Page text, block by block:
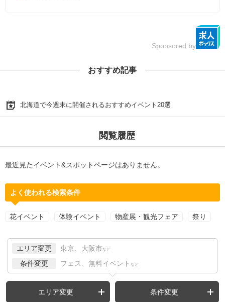
Sponsored by
おすすめ記事
北海道で今週末に開催されるおすすめイベント20選
閲覧履歴
最近見たイベント&スポットページはありません。
よく使われる検索条件
花イベント 体験イベント 物産展・観光フェア 祭り
エリア変更 東京、大阪市 など
条件変更 フェス、無料イベント など
エリア変更 条件変更